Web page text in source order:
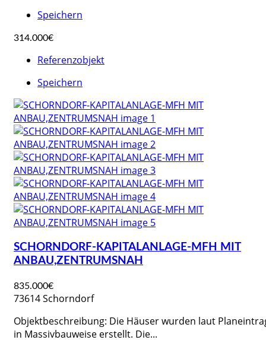
Speichern
314.000€
Referenzobjekt
Speichern
SCHORNDORF-KAPITALANLAGE-MFH MIT
ANBAU,ZENTRUMSNAH
835.000€
73614 Schorndorf
Objektbeschreibung: Die Häuser wurden laut
in Massivbauweise erstellt. Die...